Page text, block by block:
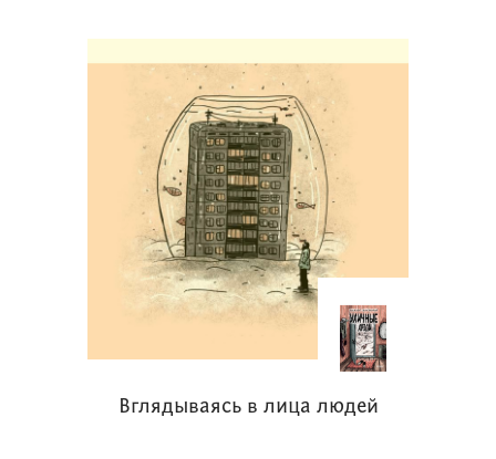
новых книгах». В ней ребята,
получившие дипломы «книжных
экспертов» в разных сезонах конкурса,
будут рассказывать о недавно
вышедших книгах. Издательства
присылают нам анонсы своих
новинок, мы знакомим с ними
экспертов-подростков, и если что-то
из предложенного заинтересовало
эксперта, книгу высылают ему по
почте. Получив книгу, эксперт ее
читает и решает, писать или не писать
Вглядываясь в лица людей